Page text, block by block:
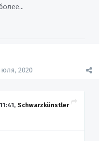
2020
Schwarzkünstler